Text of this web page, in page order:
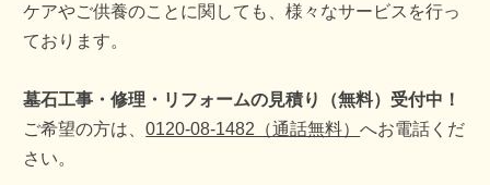
ケアやご供養のことに関しても、様々なサービスを行っ
ております。
墓石工事・修理・リフォームの見積り（無料）受付中！
ご希望の方は、0120-08-1482（通話無料）へお電話くだ
さい。